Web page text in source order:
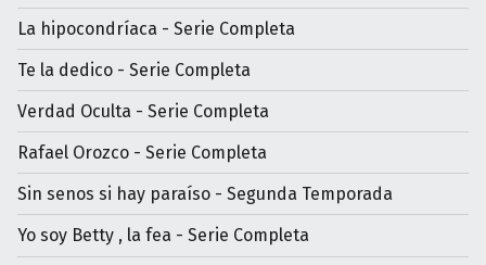
La hipocondríaca - Serie Completa
Te la dedico - Serie Completa
Verdad Oculta - Serie Completa
Rafael Orozco - Serie Completa
Sin senos si hay paraíso - Segunda Temporada
Yo soy Betty , la fea - Serie Completa